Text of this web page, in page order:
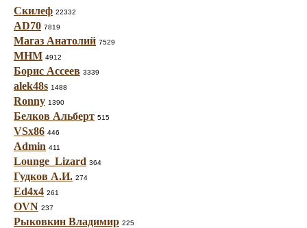
Скилеф 22332
AD70 7819
Магаз Анатолий 7529
МНМ 4912
Борис Ассеев 3339
alek48s 1488
Ronny 1390
Белков Альберт 515
VSx86 446
Admin 411
Lounge_Lizard 364
Гудков А.И. 274
Ed4x4 261
OVN 237
Рыковкин Владимир 225